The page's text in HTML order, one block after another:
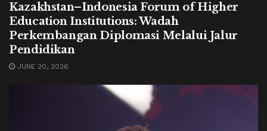
Kazakhstan–Indonesia Forum of Higher
Education Institutions: Wadah
Perkembangan Diplomasi Melalui Jalur
Pendidikan
JUNE 20, 2026